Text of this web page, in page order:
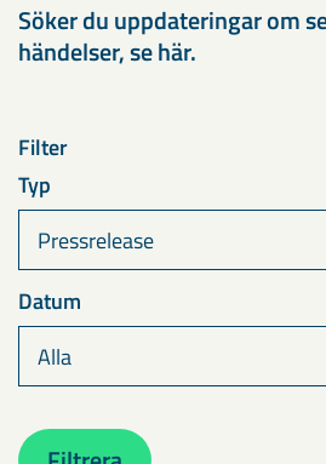
Söker du uppdateringar om
händelser, se här.
Filter
Typ
Datum